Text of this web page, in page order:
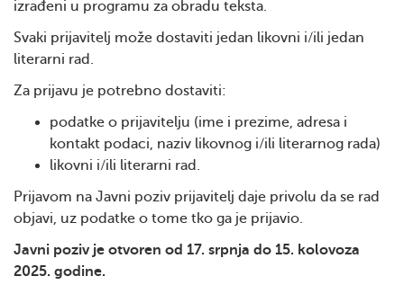
izrađeni u programu za obradu teksta.
Svaki prijavitelj može dostaviti jedan likovni i/ili jedan
literarni rad.
Za prijavu je potrebno dostaviti:
podatke o prijavitelju (ime i prezime, adresa i
kontakt podaci, naziv likovnog i/ili literarnog rada)
likovni i/ili literarni rad.
Prijavom na Javni poziv prijavitelj daje privolu da se rad
objavi, uz podatke o tome tko ga je prijavio.
Javni poziv je otvoren od 17. srpnja do 15. kolovoza
2025. godine.